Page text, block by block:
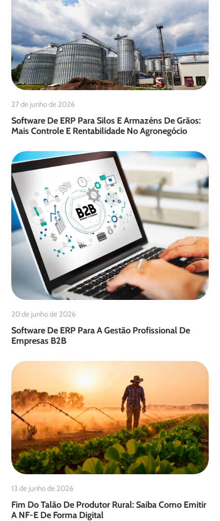
27 de junho de 2026
Software De ERP Para Silos E Armazéns De Grãos:
Mais Controle E Rentabilidade No Agronegócio
20 de junho de 2026
Software De ERP Para A Gestão Profissional De
Empresas B2B
13 de junho de 2026
Fim Do Talão De Produtor Rural: Saiba Como Emitir
A NF-E De Forma Digital